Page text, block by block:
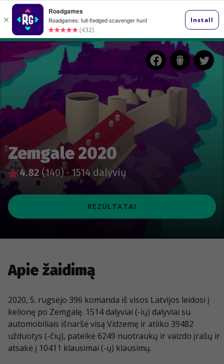
Zemgale 2020
4.82 (140)·1514 dalyvių
REZULTATAI
Apie žaidimą
2020, 5. rugsėjo 396 komanda iš visos Latvijos leidosi į
kelionę po Zemgalę. 1514 dalyviai (-ių) dalyviai su
automobiliais išnaršė visą Vidzemę ir atliko 39482
užduotys (-čių), pateikė 6249 nuotraukų ir vaizdo įrašų ir
atsakė į 10411 klausimai (-ų) klausimų.